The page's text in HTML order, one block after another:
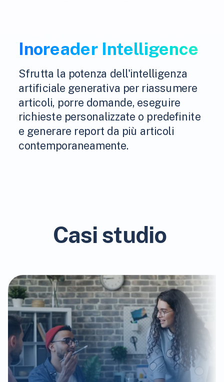
Inoreader Intelligence
Sfrutta la potenza dell'intelligenza
artificiale generativa per riassumere
articoli, porre domande, eseguire
richieste personalizzate o predefinite
e generare report da più articoli
contemporaneamente.
Casi studio